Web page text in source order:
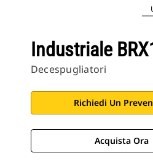
Industriale
Decespugliatori
Richiedi Un
Acquista Ora